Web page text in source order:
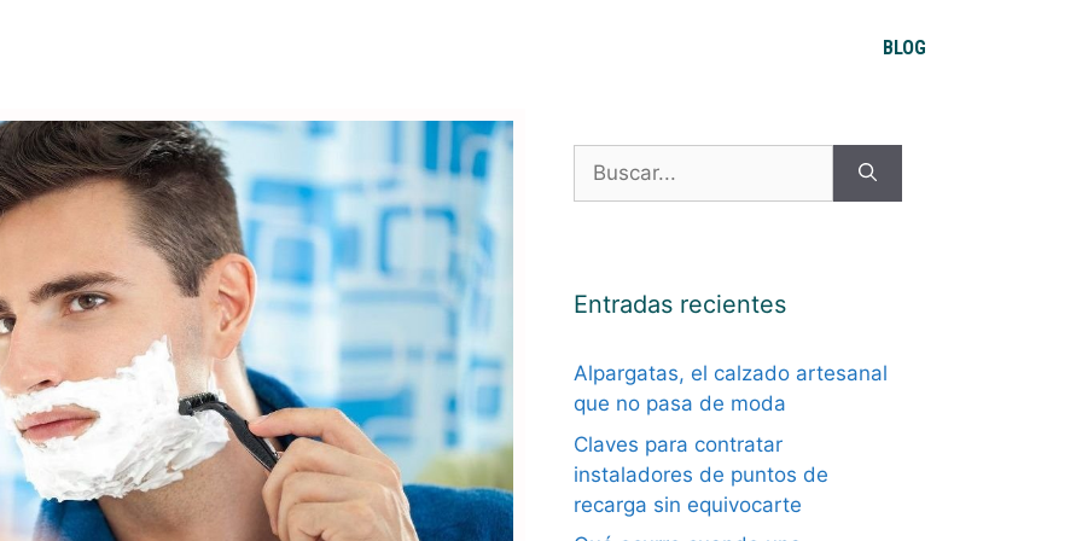
BLOG
Buscar:
Entradas recientes
Alpargatas, el calzado artesanal
que no pasa de moda
Claves para contratar
instaladores de puntos de
recarga sin equivocarte